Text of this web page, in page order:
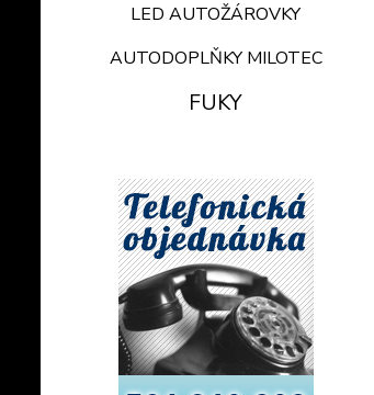
LED AUTOŽÁROVKY
AUTODOPLŇKY MILOTEC
FUKY